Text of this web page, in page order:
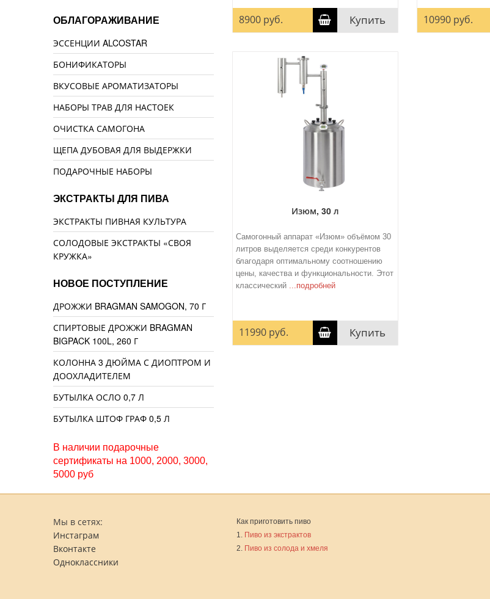
8900 руб. Купить 10990 руб.
Изюм, 30 л
Самогонный аппарат «Изюм» объёмом 30
литров выделяется среди конкурентов
благодаря оптимальному соотношению
цены, качества и функциональности. Этот
классический ...подробней
11990 руб. Купить
ОБЛАГОРАЖИВАНИЕ
ЭССЕНЦИИ ALCOSTAR
БОНИФИКАТОРЫ
ВКУСОВЫЕ АРОМАТИЗАТОРЫ
НАБОРЫ ТРАВ ДЛЯ НАСТОЕК
ОЧИСТКА САМОГОНА
ЩЕПА ДУБОВАЯ ДЛЯ ВЫДЕРЖКИ
ПОДАРОЧНЫЕ НАБОРЫ
ЭКСТРАКТЫ ДЛЯ ПИВА
ЭКСТРАКТЫ ПИВНАЯ КУЛЬТУРА
СОЛОДОВЫЕ ЭКСТРАКТЫ «СВОЯ
КРУЖКА»
НОВОЕ ПОСТУПЛЕНИЕ
ДРОЖЖИ BRAGMAN SAMOGON, 70 Г
СПИРТОВЫЕ ДРОЖЖИ BRAGMAN
BIGPACK 100L, 260 Г
КОЛОННА 3 ДЮЙМА С ДИОПТРОМ И
ДООХЛАДИТЕЛЕМ
БУТЫЛКА ОСЛО 0,7 Л
БУТЫЛКА ШТОФ ГРАФ 0,5 Л
В наличии подарочные
сертификаты на 1000, 2000, 3000,
5000 руб
Мы в сетях:
Инстаграм
Вконтакте
Одноклассники
Как приготовить пиво
1. Пиво из экстрактов
2. Пиво из солода и хмеля